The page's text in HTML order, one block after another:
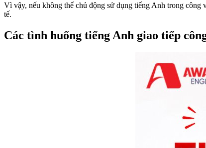
Vì vậy, nếu không thể chủ động sử dụng tiếng Anh trong công
tế.
Các tình huống tiếng Anh giao tiếp